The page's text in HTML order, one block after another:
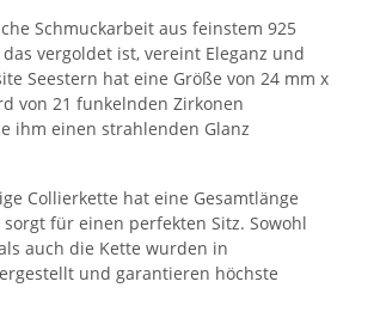
Schmuckarbeit aus feinstem 925
vergoldet ist, vereint Eleganz und
Seestern hat eine Größe von 24 mm x
von 21 funkelnden Zirkonen
ihm einen strahlenden Glanz
Collierkette hat eine Gesamtlänge
für einen perfekten Sitz. Sowohl
auch die Kette wurden in
und garantieren höchste